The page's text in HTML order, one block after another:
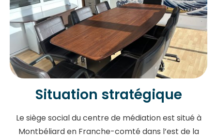
Situation stratégique
Le siège social du centre de médiation est situé à
Montbéliard en Franche-comté dans l’est de la